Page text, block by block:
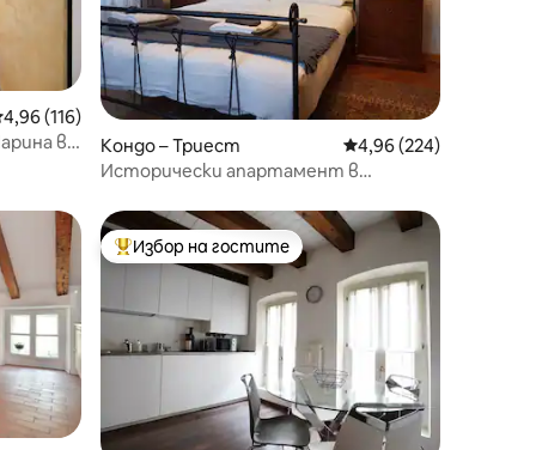
оценка: 4,96 от 5, 116 отзива
4,96 (116)
в
Кондо – Триест Средна оценка: 4,96
4,96 (224)
Исторически апартамент в
Най-популярен избор на гостите
Избор на гостите